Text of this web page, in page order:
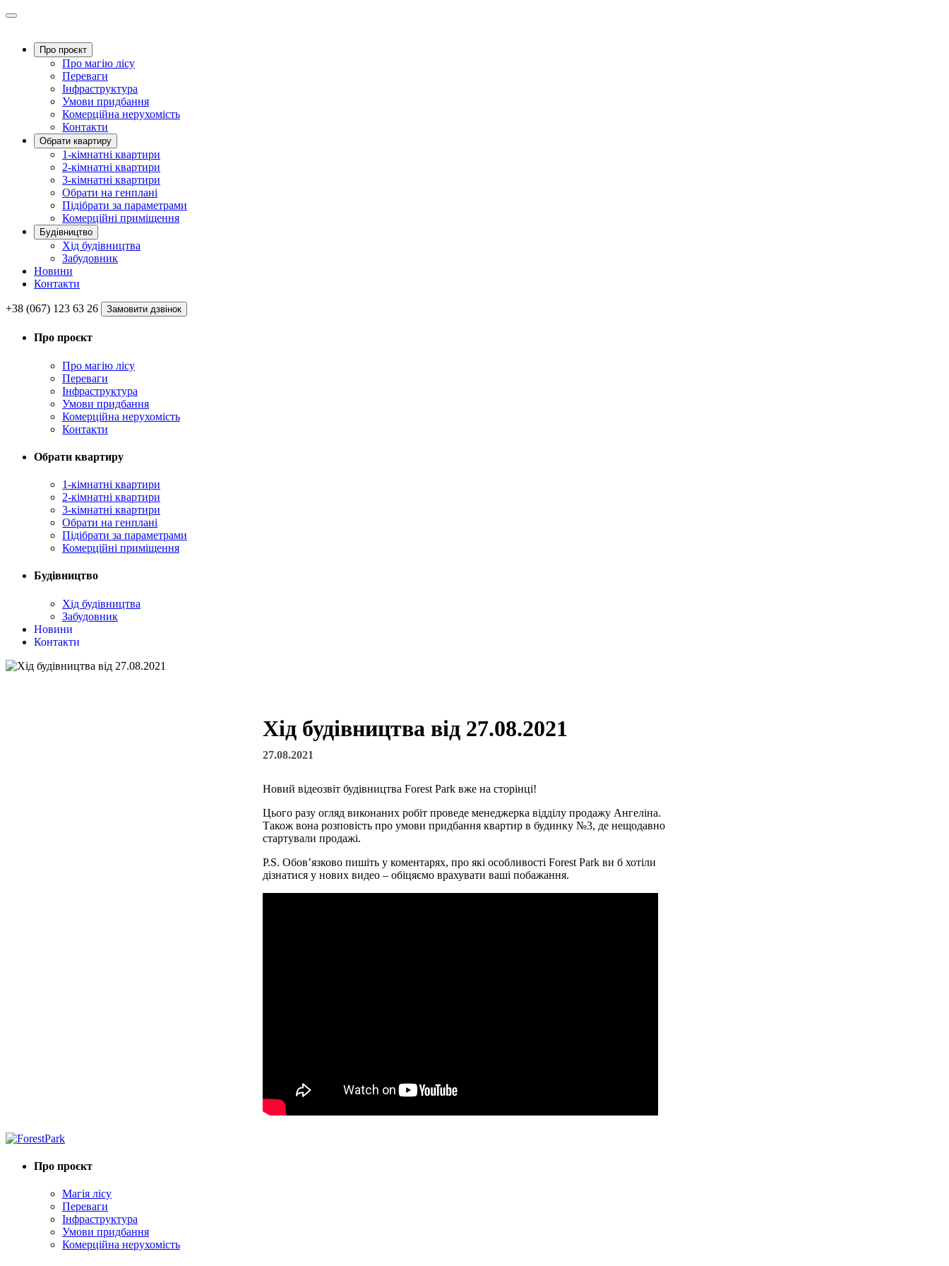
Про проєкт
Про магію ліcу
Переваги
Інфраструктура
Умови придбання
Комерційна нерухомість
Контакти
Обрати квартиру
1-кімнатні квартири
2-кімнатні квартири
3-кімнатні квартири
Обрати на генплані
Підібрати за параметрами
Комерційні приміщення
Будівництво
Хід будівництва
Забудовник
Новини
Контакти
+38 (067) 123 63 26 Замовити дзвінок
Про проєкт
Про магію ліcу
Переваги
Інфраструктура
Умови придбання
Комерційна нерухомість
Контакти
Обрати квартиру
1-кімнатні квартири
2-кімнатні квартири
3-кімнатні квартири
Обрати на генплані
Підібрати за параметрами
Комерційні приміщення
Будівництво
Хід будівництва
Забудовник
Новини
Контакти
Хід будівництва від 27.08.2021
27.08.2021
Новий відеозвіт будівництва Forest Park вже на сторінці!
Цього разу огляд виконаних робіт проведе менеджерка відділу продажу Ангеліна.
Також вона розповість про умови придбання квартир в будинку №3, де нещодавно
стартували продажі.
P.S. Обов’язково пишіть у коментарях, про які особливості Forest Park ви б хотіли
дізнатися у нових видео – обіцяємо врахувати ваші побажання.
Про проєкт
Магія лісу
Переваги
Інфраструктура
Умови придбання
Комерційна нерухомість